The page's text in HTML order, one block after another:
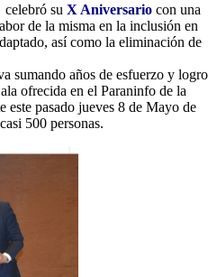
su X Aniversario con una
de la misma en la inclusión en
así como la eliminación de
sumando años de esfuerzo y logro
ofrecida en el Paraninfo de la
pasado jueves 8 de Mayo de
500 personas.